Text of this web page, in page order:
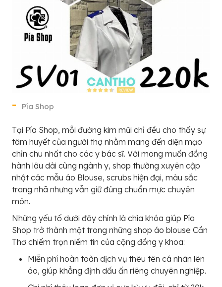
Pía Shop
Tại Pía Shop, mỗi đường kim mũi chỉ đều cho thấy sự
tâm huyết của người thợ nhằm mang đến diện mạo
chỉn chu nhất cho các y bác sĩ. Với mong muốn đồng
hành lâu dài cùng ngành y, shop thường xuyên cập
nhật các mẫu áo Blouse, scrubs hiện đại, màu sắc
trang nhã nhưng vẫn giữ đúng chuẩn mực chuyên
môn.
Những yếu tố dưới đây chính là chìa khóa giúp Pía
Shop trở thành một trong những shop áo blouse Cần
Thơ chiếm trọn niềm tin của cộng đồng y khoa:
Miễn phí hoàn toàn dịch vụ thêu tên cá nhân lên
áo, giúp khẳng định dấu ấn riêng chuyên nghiệp.